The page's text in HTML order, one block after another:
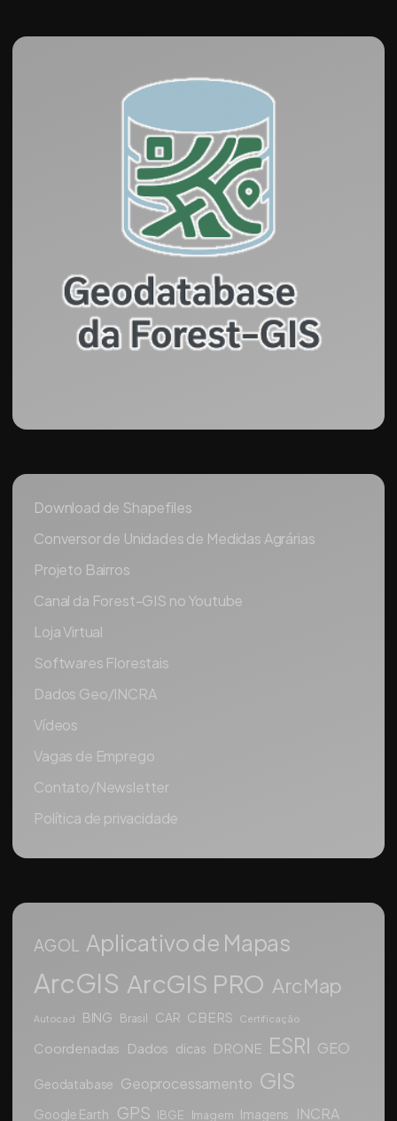
Download de Shapefiles
Conversor de Unidades de Medidas Agrárias
Projeto Bairros
Canal da Forest-GIS no Youtube
Loja Virtual
Softwares Florestais
Dados Geo/INCRA
Vídeos
Vagas de Emprego
Contato/Newsletter
Política de privacidade
AGOL Aplicativo de Mapas
ArcGIS ArcGIS PRO ArcMap
Autocad BING Brasil CAR CBERS Certificação
Coordenadas Dados dicas DRONE ESRI GEO
Geodatabase Geoprocessamento GIS
Google Earth GPS IBGE Imagem Imagens INCRA